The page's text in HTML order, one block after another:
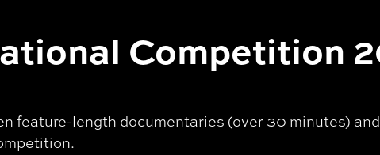
Competition
feature-length documentaries (over 30 minutes)